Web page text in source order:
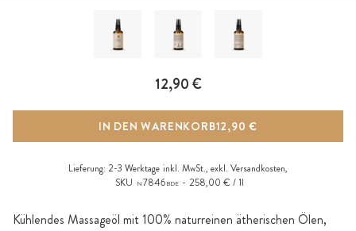
Kühlendes Massageöl mit 100% naturreinen ätherischen Ölen,
12,90 €
IN DEN WARENKORB12,90 €
Lieferung: 2-3 Werktage inkl. MwSt., exkl. Versandkosten,
SKU
N7846BDE 258,00 € / 1l